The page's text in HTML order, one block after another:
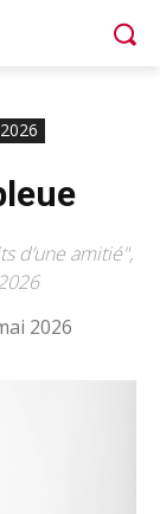
d’une amitié",
2026